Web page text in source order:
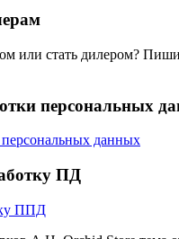
или стать дилером?
персональных
данных
ПД
ППД